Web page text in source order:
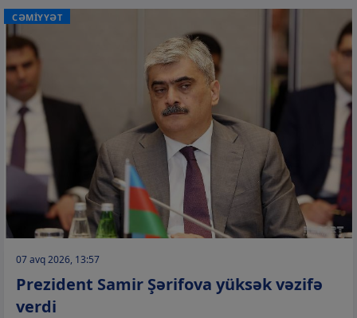
CƏMİYYƏT
07 avq 2026, 13:57
Prezident Samir Şərifova yüksək vəzifə
verdi